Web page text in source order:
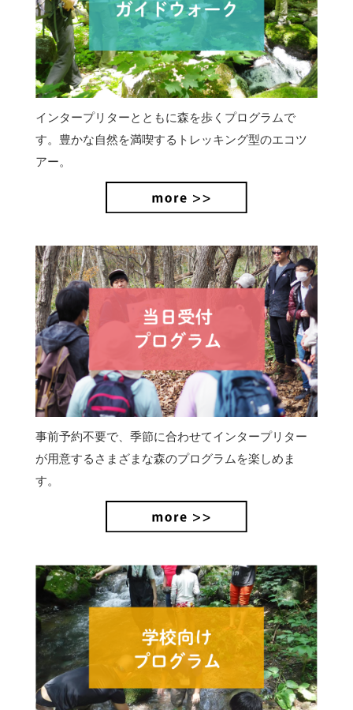
インタープリターとともに森を歩くプログラムで
す。豊かな自然を満喫するトレッキング型のエコツ
アー。
事前予約不要で、季節に合わせてインタープリター
が用意するさまざまな森のプログラムを楽しめま
す。